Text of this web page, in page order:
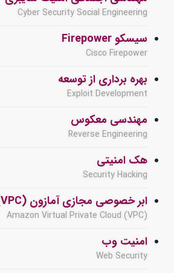
Cyber Security Social Engineering
سیسکو Firepower
Cisco Firepower
بهره برداری از توسعه
Exploit Development
مهندسی معکوس
Reverse Engineering
هک امنیتی
Security Hacking
ابر خصوصی مجازی آمازون (VPC)
Amazon Virtual Private Cloud (VPC)
امنیت وب
Web Security